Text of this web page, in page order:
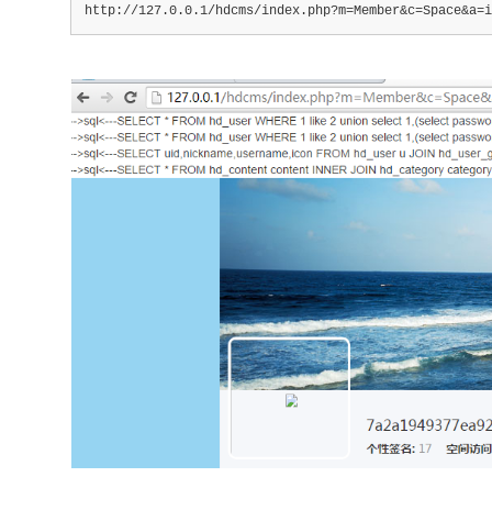
http://127.0.0.1/hdcms/